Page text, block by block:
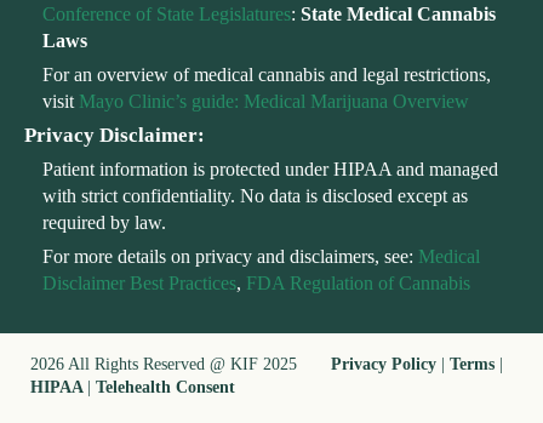
Conference of State Legislatures: State Medical Cannabis
Laws
For an overview of medical cannabis and legal restrictions,
visit Mayo Clinic’s guide: Medical Marijuana Overview
Privacy Disclaimer:
Patient information is protected under HIPAA and managed
with strict confidentiality. No data is disclosed except as
required by law.
For more details on privacy and disclaimers, see: Medical
Disclaimer Best Practices, FDA Regulation of Cannabis
2026 All Rights Reserved @ KIF 2025 Privacy Policy Terms
HIPAA
Telehealth Consent